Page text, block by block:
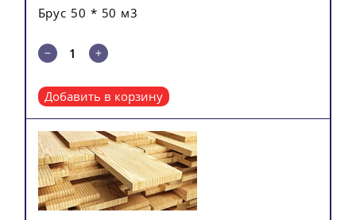
Брус 50 * 50 м3
Добавить в корзину